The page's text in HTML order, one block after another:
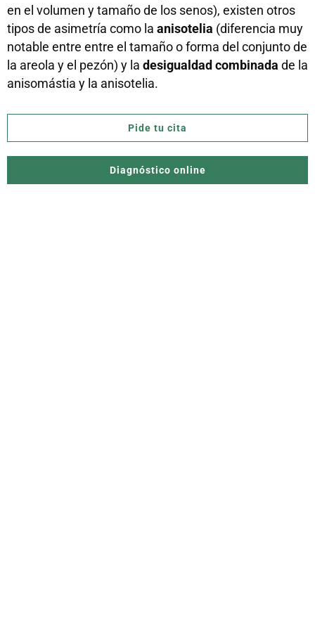
en el volumen y tamaño de los senos), existen otros
tipos de asimetría como la anisotelia (diferencia muy
notable entre entre el tamaño o forma del conjunto de
la areola y el pezón) y la desigualdad combinada de la
anisomástia y la anisotelia.
Pide tu cita
Diagnóstico online